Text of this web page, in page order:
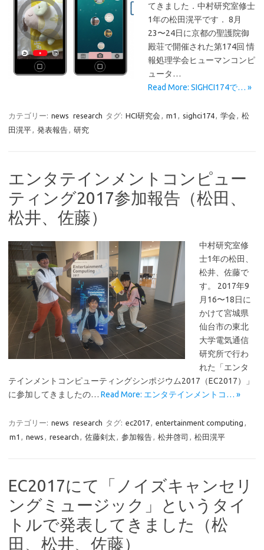
てきました．中村研究室修士
1年の松田滉平です． 8月
23〜24日に京都の聖護院御
殿荘で開催された第174回 情
報処理学会ヒューマンコンピ
ュータ…
Read More: SIGHCI174で… »
カテゴリー: news research タグ: HCI研究会 m1 sighci174 学会
松
田滉平
発表報告 研究
エンタテインメントコンピュー
ティング2017参加報告（松田、
松井、佐藤）
中村研究室修
士1年の松田、
松井、佐藤で
す。 2017年9
月16〜18日に
かけて宮城県
仙台市の東北
大学電気通信
研究所で行わ
れた「エンタ
テインメントコンピューティングシンポジウム2017（EC2017）」
に参加してきましたの… Read More: エンタテインメントコ… »
カテゴリー: news research タグ: ec2017 entertainment computing
m1
news research 佐藤剣太 参加報告 松井啓司 松田滉平
EC2017にて「ノイズキャンセリ
ングミュージック」というタイ
トルで発表してきました（松
田、松井、佐藤）